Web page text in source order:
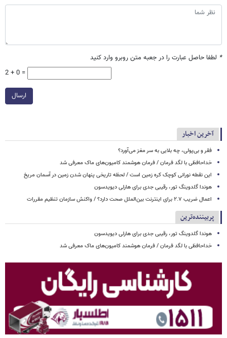
* لطفا حاصل عبارت را در جعبه متن روبرو وارد کنید
2 + 0 =
ارسال
آخرین اخبار
فقر و بی‌پولی، چه بلایی به سر مغز می‌آورد؟
خداحافظی با لگد فرمان / فرمان هوشمند کامیون‌های ماک معرفی شد
این نقطه نورانی کوچک کره زمین است / لحظه تاریخی پنهان شدن زمین در آسمان مریخ
هوندا گلدوینگ تور، رقیبی جدی برای هارلی دیویدسون
اعمال ضریب ۲.۷ برای اینترنت بین‌الملل صحت دارد؟ / واکنش سازمان تنظیم مقررات
پربیننده‌ترین
هوندا گلدوینگ تور، رقیبی جدی برای هارلی دیویدسون
خداحافظی با لگد فرمان / فرمان هوشمند کامیون‌های ماک معرفی شد